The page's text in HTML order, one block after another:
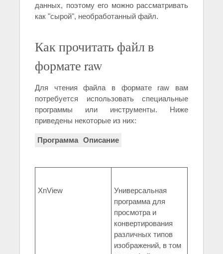
данных, поэтому его можно рассматривать
как "сырой", необработанный файл.
Как прочитать файл в
формате raw
Для чтения файла в формате raw вам
потребуется использовать специальные
программы или инструменты. Ниже
приведены некоторые из них:
Программа Описание
XnView
Универсальная
программа для
просмотра и
конвертирования
различных типов
изображений, в том